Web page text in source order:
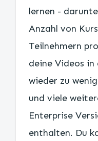
lernen -
Anzahl von
Teilnehmern
deine Videos
wieder zu
und viele
Enterprise
enthalten. Du